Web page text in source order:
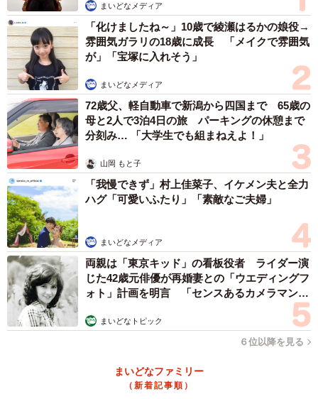
しょうか？
こちらは朝、ゲージから出てきて、二度寝しているところ
を撮影した写真です。 よく丸くなっていますが、最近は
お餅風が多いかもしれません。
――眠るゆきちゃんを見ていつもどう思われますか？
カワイイなぁと温かい気持ちになります。そっと匂いを嗅
いでみたり、丸くなっている真ん中に手を入れてみたりし
ます。
――ご投稿に反響があり、たくさんの人がゆきちゃんの眠
る姿に癒やされました。どんなお気持ちですか？
犬とは思えない、クッションかと思ったと驚いて下さった
のが楽しかったです。
まいどなメディア
「化けましたね～」10歳で綾瀬はるかの娘役→
雰囲気ガラリの18歳に成長 「メイクで雰囲気
が」「宝塚に入れそう」
まいどなメディア
72歳父、軽自動車で新潟から四国まで 65歳の
母と2人で3泊4日の旅 パーキングの休憩まで
分刻み… 「大学生でも組まねえよ！」
山岡 もと子
「我慢できず」村上佳菜子、イケメン夫と全力
ハグ「可愛いふたり」「素敵なご夫婦」
まいどなメディア
両親は「東京キッド」の看板役者 ライダー演
じた42歳元俳優が再婚妻との「ウエディングフ
ォト」計画を明言 「センスあるカメラマン求
まいどなトピック
６位以降を見る
まいどなファミリー
（新着記事順）